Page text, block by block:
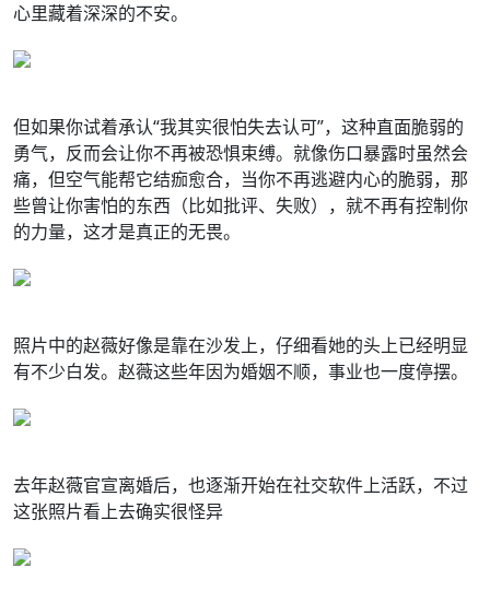
心里藏着深深的不安。
但如果你试着承认“我其实很怕失去认可”，这种直面脆弱的
勇气，反而会让你不再被恐惧束缚。就像伤口暴露时虽然会
痛，但空气能帮它结痂愈合，当你不再逃避内心的脆弱，那
些曾让你害怕的东西（比如批评、失败），就不再有控制你
的力量，这才是真正的无畏。
照片中的赵薇好像是靠在沙发上，仔细看她的头上已经明显
有不少白发。赵薇这些年因为婚姻不顺，事业也一度停摆。
去年赵薇官宣离婚后，也逐渐开始在社交软件上活跃，不过
这张照片看上去确实很怪异